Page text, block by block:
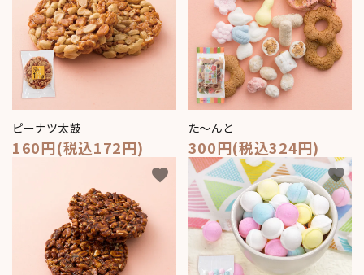
ピーナツ太鼓
160円(税込172円)
た～んと
300円(税込324円)
favorite favorite